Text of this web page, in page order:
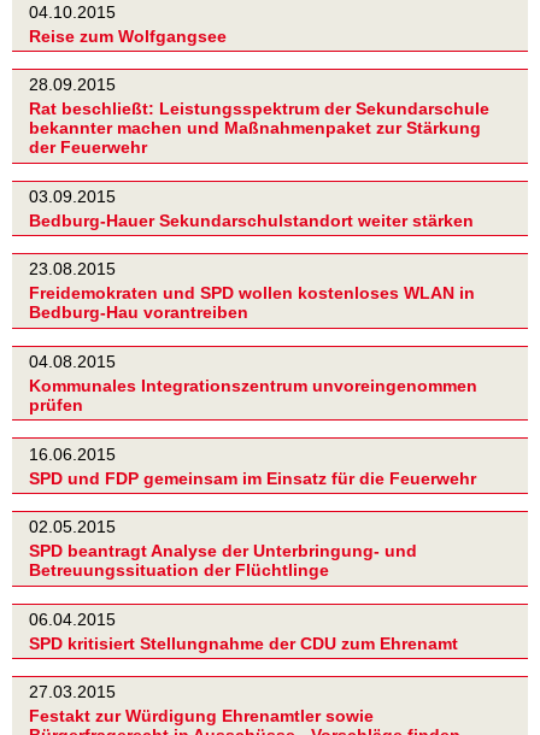
04.10.2015
Reise zum Wolfgangsee
28.09.2015
Rat beschließt: Leistungsspektrum der Sekundarschule
bekannter machen und Maßnahmenpaket zur Stärkung
der Feuerwehr
03.09.2015
Bedburg-Hauer Sekundarschulstandort weiter stärken
23.08.2015
Freidemokraten und SPD wollen kostenloses WLAN in
Bedburg-Hau vorantreiben
04.08.2015
Kommunales Integrationszentrum unvoreingenommen
prüfen
16.06.2015
SPD und FDP gemeinsam im Einsatz für die Feuerwehr
02.05.2015
SPD beantragt Analyse der Unterbringung- und
Betreuungssituation der Flüchtlinge
06.04.2015
SPD kritisiert Stellungnahme der CDU zum Ehrenamt
27.03.2015
Festakt zur Würdigung Ehrenamtler sowie